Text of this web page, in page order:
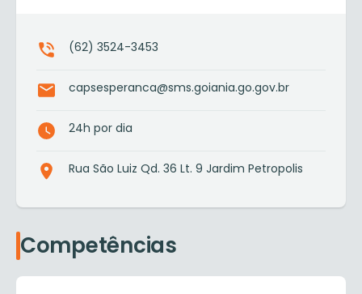
(62) 3524-3453
capsesperanca@sms.goiania.go.gov.br
24h por dia
Rua São Luiz Qd. 36 Lt. 9 Jardim Petropolis
Competências